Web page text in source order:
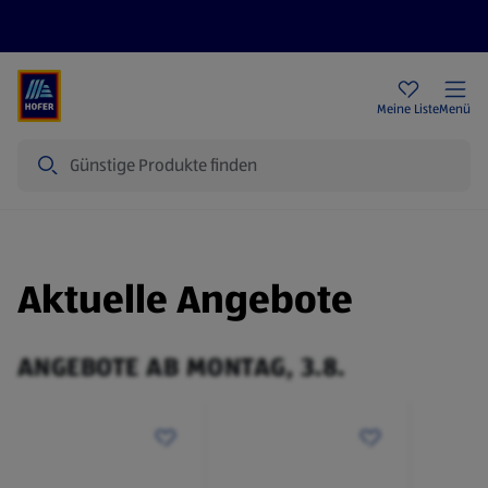
Meine ListeMenü
Aktuelle Angebote
ANGEBOTE AB MONTAG, 3.8.